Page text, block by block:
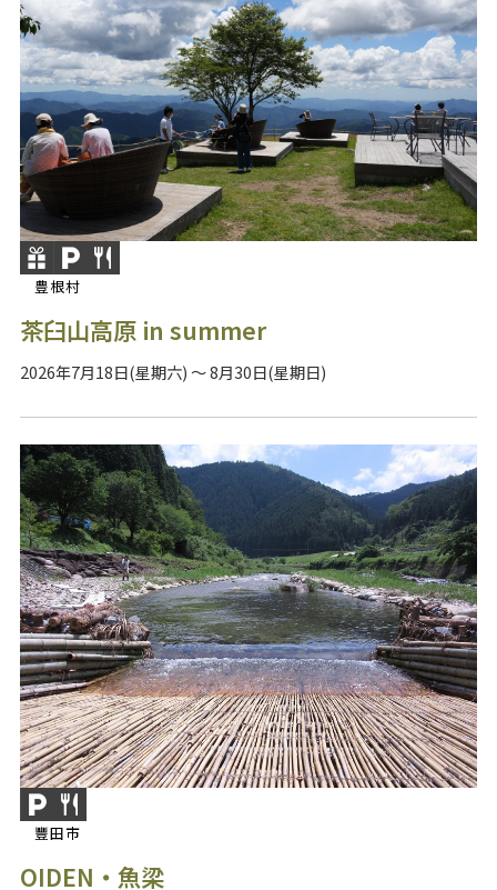
豊根村
茶臼山高原 in summer
2026年7月18日(星期六) ～ 8月30日(星期日)
豐田市
OIDEN・魚梁